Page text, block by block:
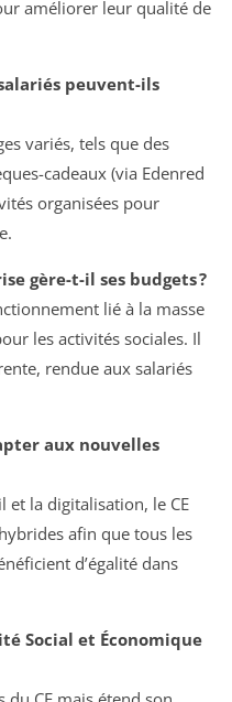
améliorer leur qualité de
peuvent-ils
variés, tels que des
cadeaux (via Edenred
organisées pour
gère-t-il ses budgets ?
lié à la masse
les activités sociales. Il
rendue aux salariés
aux nouvelles
et la digitalisation, le CE
afin que tous les
d’égalité dans
Social et Économique